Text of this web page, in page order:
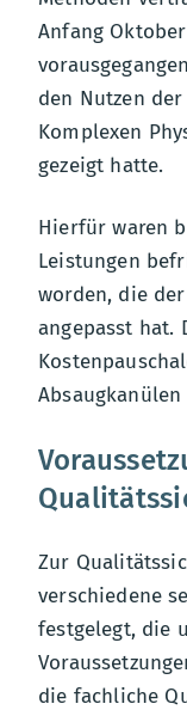
Anfang
den Nutzen
Komplexen
gezeigt hatte.
Hierfür waren
Leistungen
worden, die
angepasst hat.
Zur
verschiedene
festgelegt, die
die fachliche